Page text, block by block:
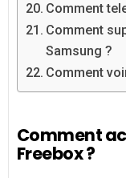
Comment
Comment
Samsung ?
Comment
Comment
Freebox ?